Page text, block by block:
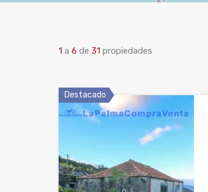
1 a 6 de 31 propiedades
Destacado